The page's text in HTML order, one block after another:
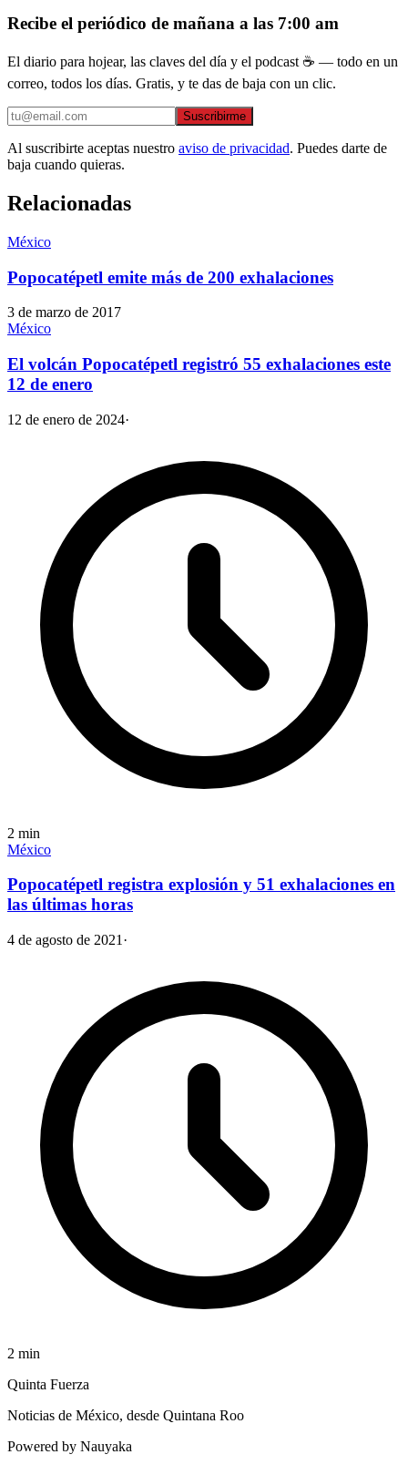
Recibe el periódico de mañana a las 7:00 am
El diario para hojear, las claves del día y el podcast ☕ — todo en un
correo, todos los días. Gratis, y te das de baja con un clic.
Suscribirme
Al suscribirte aceptas nuestro aviso de privacidad. Puedes darte de
baja cuando quieras.
Relacionadas
México
Popocatépetl emite más de 200 exhalaciones
3 de marzo de 2017
México
El volcán Popocatépetl registró 55 exhalaciones este
12 de enero
12 de enero de 2024·
2 min
México
Popocatépetl registra explosión y 51 exhalaciones en
las últimas horas
4 de agosto de 2021 ·
2 min
Quinta Fuerza
Noticias de México, desde Quintana Roo
Powered by Nauyaka